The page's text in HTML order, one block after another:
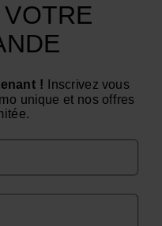
pregunta?
a viernes: de 9:00 a
! Inscrivez vous
unique et nos offres